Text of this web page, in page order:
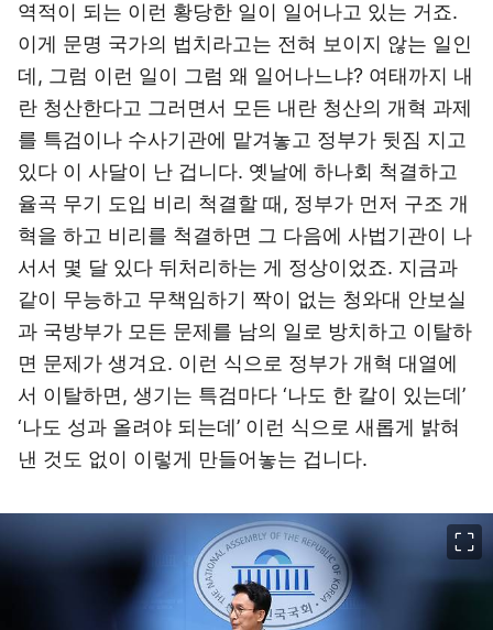
역적이 되는 이런 황당한 일이 일어나고 있는 거죠.
이게 문명 국가의 법치라고는 전혀 보이지 않는 일인
데, 그럼 이런 일이 그럼 왜 일어나느냐? 여태까지 내
란 청산한다고 그러면서 모든 내란 청산의 개혁 과제
를 특검이나 수사기관에 맡겨놓고 정부가 뒷짐 지고
있다 이 사달이 난 겁니다. 옛날에 하나회 척결하고
율곡 무기 도입 비리 척결할 때, 정부가 먼저 구조 개
혁을 하고 비리를 척결하면 그 다음에 사법기관이 나
서서 몇 달 있다 뒤처리하는 게 정상이었죠. 지금과
같이 무능하고 무책임하기 짝이 없는 청와대 안보실
과 국방부가 모든 문제를 남의 일로 방치하고 이탈하
면 문제가 생겨요. 이런 식으로 정부가 개혁 대열에
서 이탈하면, 생기는 특검마다 ‘나도 한 칼이 있는데’
‘나도 성과 올려야 되는데’ 이런 식으로 새롭게 밝혀
낸 것도 없이 이렇게 만들어놓는 겁니다.